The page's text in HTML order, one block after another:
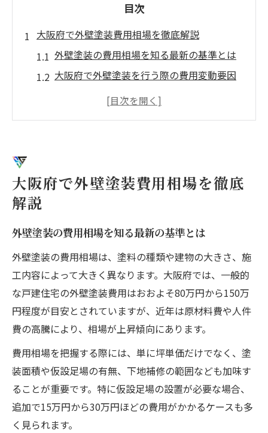
目次
大阪府で外壁塗装費用相場を徹底解説
外壁塗装の費用相場を知る最新の基準とは
大阪府で外壁塗装を行う際の費用変動要因
適正価格で外壁塗装を依頼するための比較
補助金制度を活用した外壁塗装の賢い進め方
外壁塗装で使える補助金制度の最新情報を
紹介
外壁塗装の補助金活用に必要な申請手順を
解説
費用削減に役立つ補助金の賢い使い方を伝
外壁塗装の補助金適用条件と注意点を詳し
く解説
補助金を活用した外壁塗装の予算シミュレ
ーション
大阪府で外壁塗装費用相場を徹底
解説
外壁塗装の費用相場を知る最新の基準とは
外壁塗装の費用相場は、塗料の種類や建物の大きさ、施
工内容によって大きく異なります。大阪府では、一般的
な戸建住宅の外壁塗装費用はおおよそ80万円から150万
円程度が目安とされていますが、近年は原材料費や人件
費の高騰により、相場が上昇傾向にあります。
費用相場を把握する際には、単に坪単価だけでなく、塗
装面積や仮設足場の有無、下地補修の範囲なども加味す
ることが重要です。特に仮設足場の設置が必要な場合、
追加で15万円から30万円ほどの費用がかかるケースも多
く見られます。